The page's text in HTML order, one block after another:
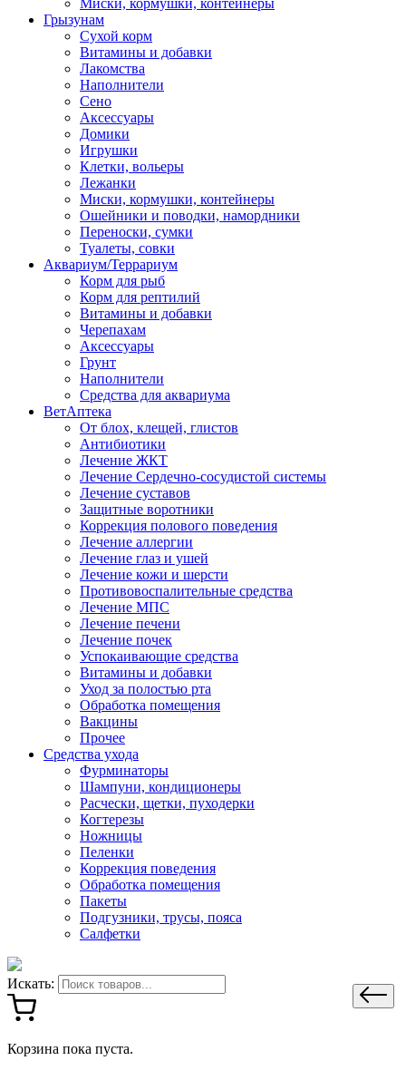
Миски, кормушки, контейнеры
Грызунам
Сухой корм
Витамины и добавки
Лакомства
Наполнители
Сено
Аксессуары
Домики
Игрушки
Клетки, вольеры
Лежанки
Миски, кормушки, контейнеры
Ошейники и поводки, намордники
Переноски, сумки
Туалеты, совки
Аквариум/Террариум
Корм для рыб
Корм для рептилий
Витамины и добавки
Черепахам
Аксессуары
Грунт
Наполнители
Средства для аквариума
ВетАптека
От блох, клещей, глистов
Антибиотики
Лечение ЖКТ
Лечение Сердечно-сосудистой системы
Лечение суставов
Защитные воротники
Коррекция полового поведения
Лечение аллергии
Лечение глаз и ушей
Лечение кожи и шерсти
Противовоспалительные средства
Лечение МПС
Лечение печени
Лечение почек
Успокаивающие средства
Витамины и добавки
Уход за полостью рта
Обработка помещения
Вакцины
Прочее
Средства ухода
Фурминаторы
Шампуни, кондиционеры
Расчески, щетки, пуходерки
Когтерезы
Ножницы
Пеленки
Коррекция поведения
Обработка помещения
Пакеты
Подгузники, трусы, пояса
Салфетки
Искать:
Корзина пока пуста.